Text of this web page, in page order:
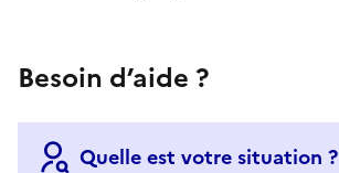
Besoin d’aide ?
Quelle est votre situation ?